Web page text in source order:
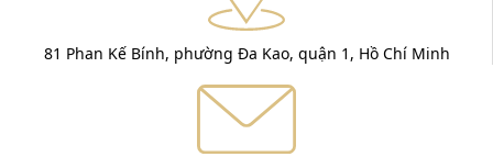
81 Phan Kế Bính, phường Đa Kao, quận 1, Hồ Chí Minh